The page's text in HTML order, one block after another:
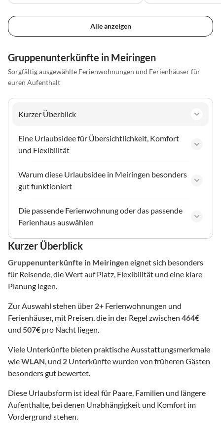
Alle anzeigen
Gruppenunterkünfte in Meiringen
Sorgfältig ausgewählte Ferienwohnungen und Ferienhäuser für
euren Aufenthalt
Kurzer Überblick
Eine Urlaubsidee für Übersichtlichkeit, Komfort
und Flexibilität
Warum diese Urlaubsidee in Meiringen besonders
gut funktioniert
Die passende Ferienwohnung oder das passende
Ferienhaus auswählen
Kurzer Überblick
Gruppenunterkünfte in Meiringeneignet sich besonders
für Reisende, die Wert auf Platz, Flexibilität und eine klare
Planung legen.
Zur Auswahl stehen über 2+ Ferienwohnungen und
Ferienhäuser, mit Preisen, die in der Regel zwischen 464€
und 507€ pro Nacht liegen.
Viele Unterkünfte bieten praktische Ausstattungsmerkmale
wieWLAN, und 2 Unterkünfte wurden von früheren Gästen
besonders gut bewertet.
Diese Urlaubsform ist ideal für Paare, Familien und längere
Aufenthalte, bei denen Unabhängigkeit und Komfort im
Vordergrund stehen.